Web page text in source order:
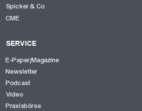
Spicker & Co
CME
SERVICE
E-Paper/Magazine
Newsletter
Podcast
Video
Praxisbörse